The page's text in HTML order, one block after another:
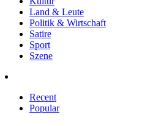
Land & Leute
Politik & Wirtschaft
Satire
Sport
Szene
Recent
Popular